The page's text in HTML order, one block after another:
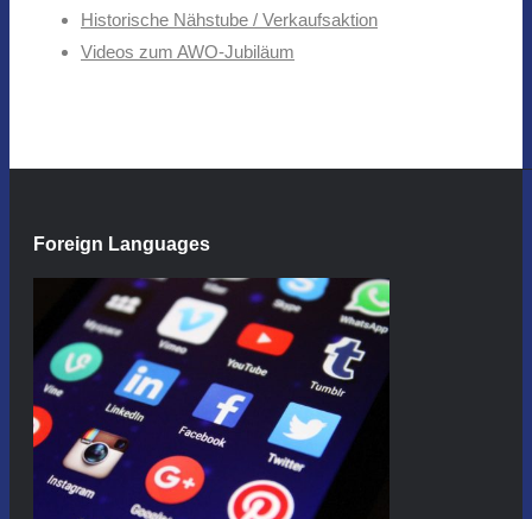
Historische Nähstube / Verkaufsaktion
Videos zum AWO-Jubiläum
Foreign Languages